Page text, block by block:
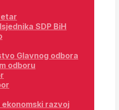
SDP BiH
Glavnog odbora
odboru
razvoj